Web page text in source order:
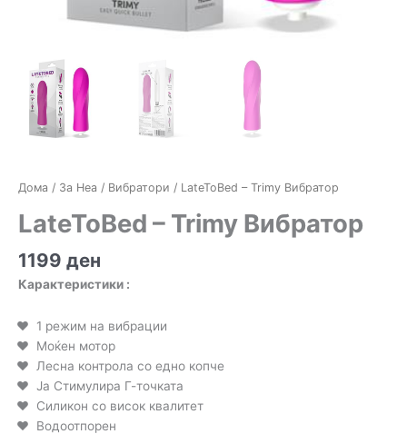
Дома / За Неа / Вибратори / LateToBed – Trimy Вибратор
LateToBed – Trimy Вибратор
1199 ден
Карактеристики :
1 режим на вибрации
Моќен мотор
Лесна контрола со едно копче
Ја Стимулира Г-точката
Силикон со висок квалитет
Водоотпорен